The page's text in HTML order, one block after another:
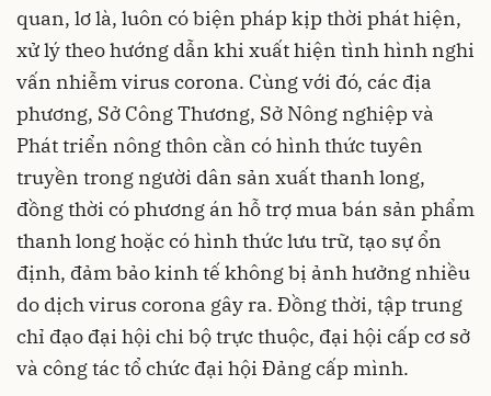
quan, lơ là, luôn có biện pháp kịp thời phát hiện,
xử lý theo hướng dẫn khi xuất hiện tình hình nghi
vấn nhiễm virus corona. Cùng với đó, các địa
phương, Sở Công Thương, Sở Nông nghiệp và
Phát triển nông thôn cần có hình thức tuyên
truyền trong người dân sản xuất thanh long,
đồng thời có phương án hỗ trợ mua bán sản phẩm
thanh long hoặc có hình thức lưu trữ, tạo sự ổn
định, đảm bảo kinh tế không bị ảnh hưởng nhiều
do dịch virus corona gây ra. Đồng thời, tập trung
chỉ đạo đại hội chi bộ trực thuộc, đại hội cấp cơ sở
và công tác tổ chức đại hội Đảng cấp mình.